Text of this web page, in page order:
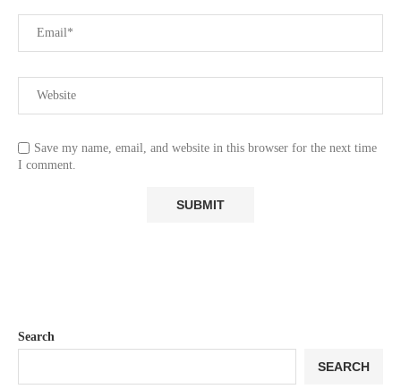
Save my name, email, and website in this browser for the next time
I comment.
Search
SEARCH